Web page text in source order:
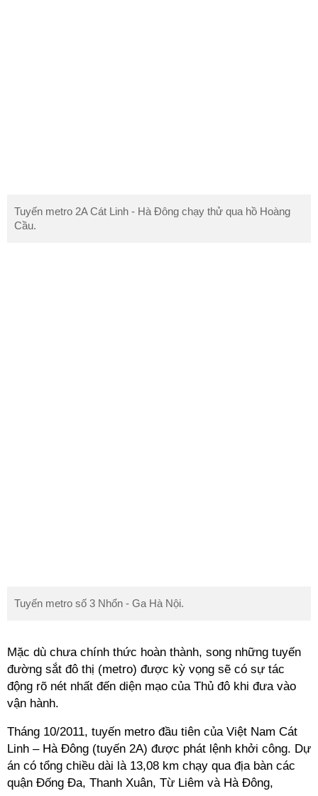
Tuyến metro 2A Cát Linh - Hà Đông chạy thử qua hồ Hoàng
Cầu.
Tuyến metro số 3 Nhổn - Ga Hà Nội.
Mặc dù chưa chính thức hoàn thành, song những tuyến
đường sắt đô thị (metro) được kỳ vọng sẽ có sự tác
động rõ nét nhất đến diện mạo của Thủ đô khi đưa vào
vận hành.
Tháng 10/2011, tuyến metro đầu tiên của Việt Nam Cát
Linh – Hà Đông (tuyến 2A) được phát lệnh khởi công. Dự
án có tổng chiều dài là 13,08 km chạy qua địa bàn các
quận Đống Đa, Thanh Xuân, Từ Liêm và Hà Đông,